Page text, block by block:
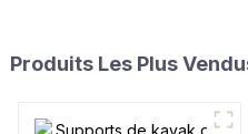
Produits Les Plus